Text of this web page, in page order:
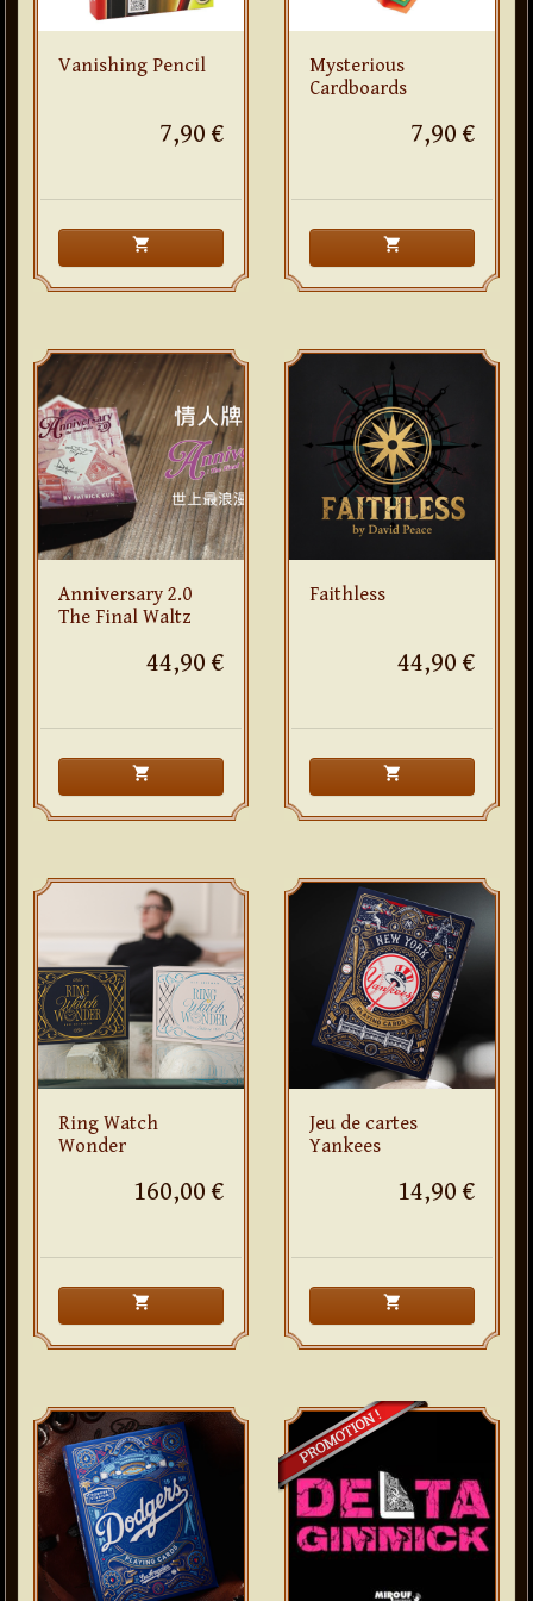
Vanishing Pencil
7,90 €
shopping_cart
Mysterious
Cardboards
7,90 €
shopping_cart
Anniversary 2.0
The Final Waltz
44,90 €
shopping_cart
Faithless
44,90 €
shopping_cart
Ring Watch
Wonder
160,00 €
shopping_cart
Jeu de cartes
Yankees
14,90 €
shopping_cart